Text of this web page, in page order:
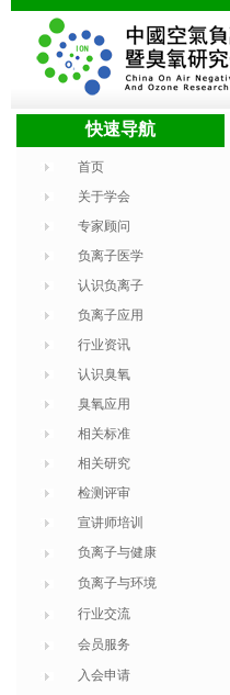
快速导航
首页
关于学会
专家顾问
负离子医学
认识负离子
负离子应用
行业资讯
认识臭氧
臭氧应用
相关标准
相关研究
检测评审
宣讲师培训
负离子与健康
负离子与环境
行业交流
会员服务
入会申请